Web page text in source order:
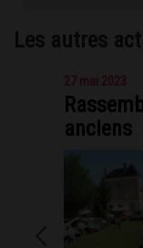
Les autres
27 mai 2023
anciens